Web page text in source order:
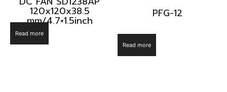
120x120x38.5
mm/4.7×1.5inch
Read more
PFG-12
Read more